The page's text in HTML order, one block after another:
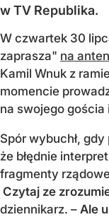
w TV Republika.
W czwartek 30
zaprasza" na
Kamil Wnuk z
momencie
na swojego gościa
Spór wybuchł,
że błędnie
fragmenty
Czytaj ze
dziennikarz. – Ale